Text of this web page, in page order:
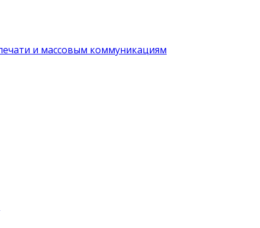
и массовым коммуникациям